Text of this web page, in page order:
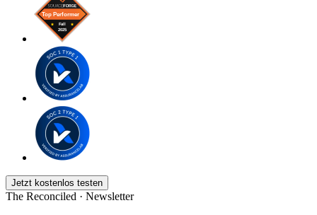
Jetzt kostenlos testen
The Reconciled · Newsletter